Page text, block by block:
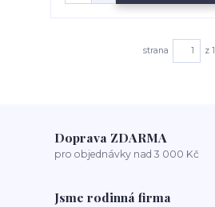
strana z 1
Doprava ZDARMA
pro objednávky nad 3 000 Kč
Jsme rodinná firma